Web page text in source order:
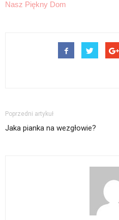
Nasz Piękny Dom
Poprzedni artykuł
Jaka pianka na wezgłowie?